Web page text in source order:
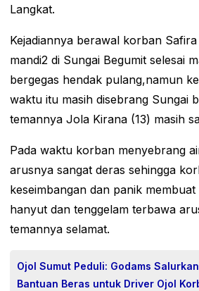
Langkat.
Kejadiannya berawal korban
mandi2 di Sungai Begumit selesai
bergegas hendak pulang,namun
waktu itu masih disebrang Sungai
temannya Jola Kirana (13) masih
Pada waktu korban menyebrang
arusnya sangat deras sehingga
keseimbangan dan panik
hanyut dan tenggelam terbawa
temannya selamat.
Ojol Sumut Peduli: Godams Salurkan
Bantuan Beras untuk Driver Ojol